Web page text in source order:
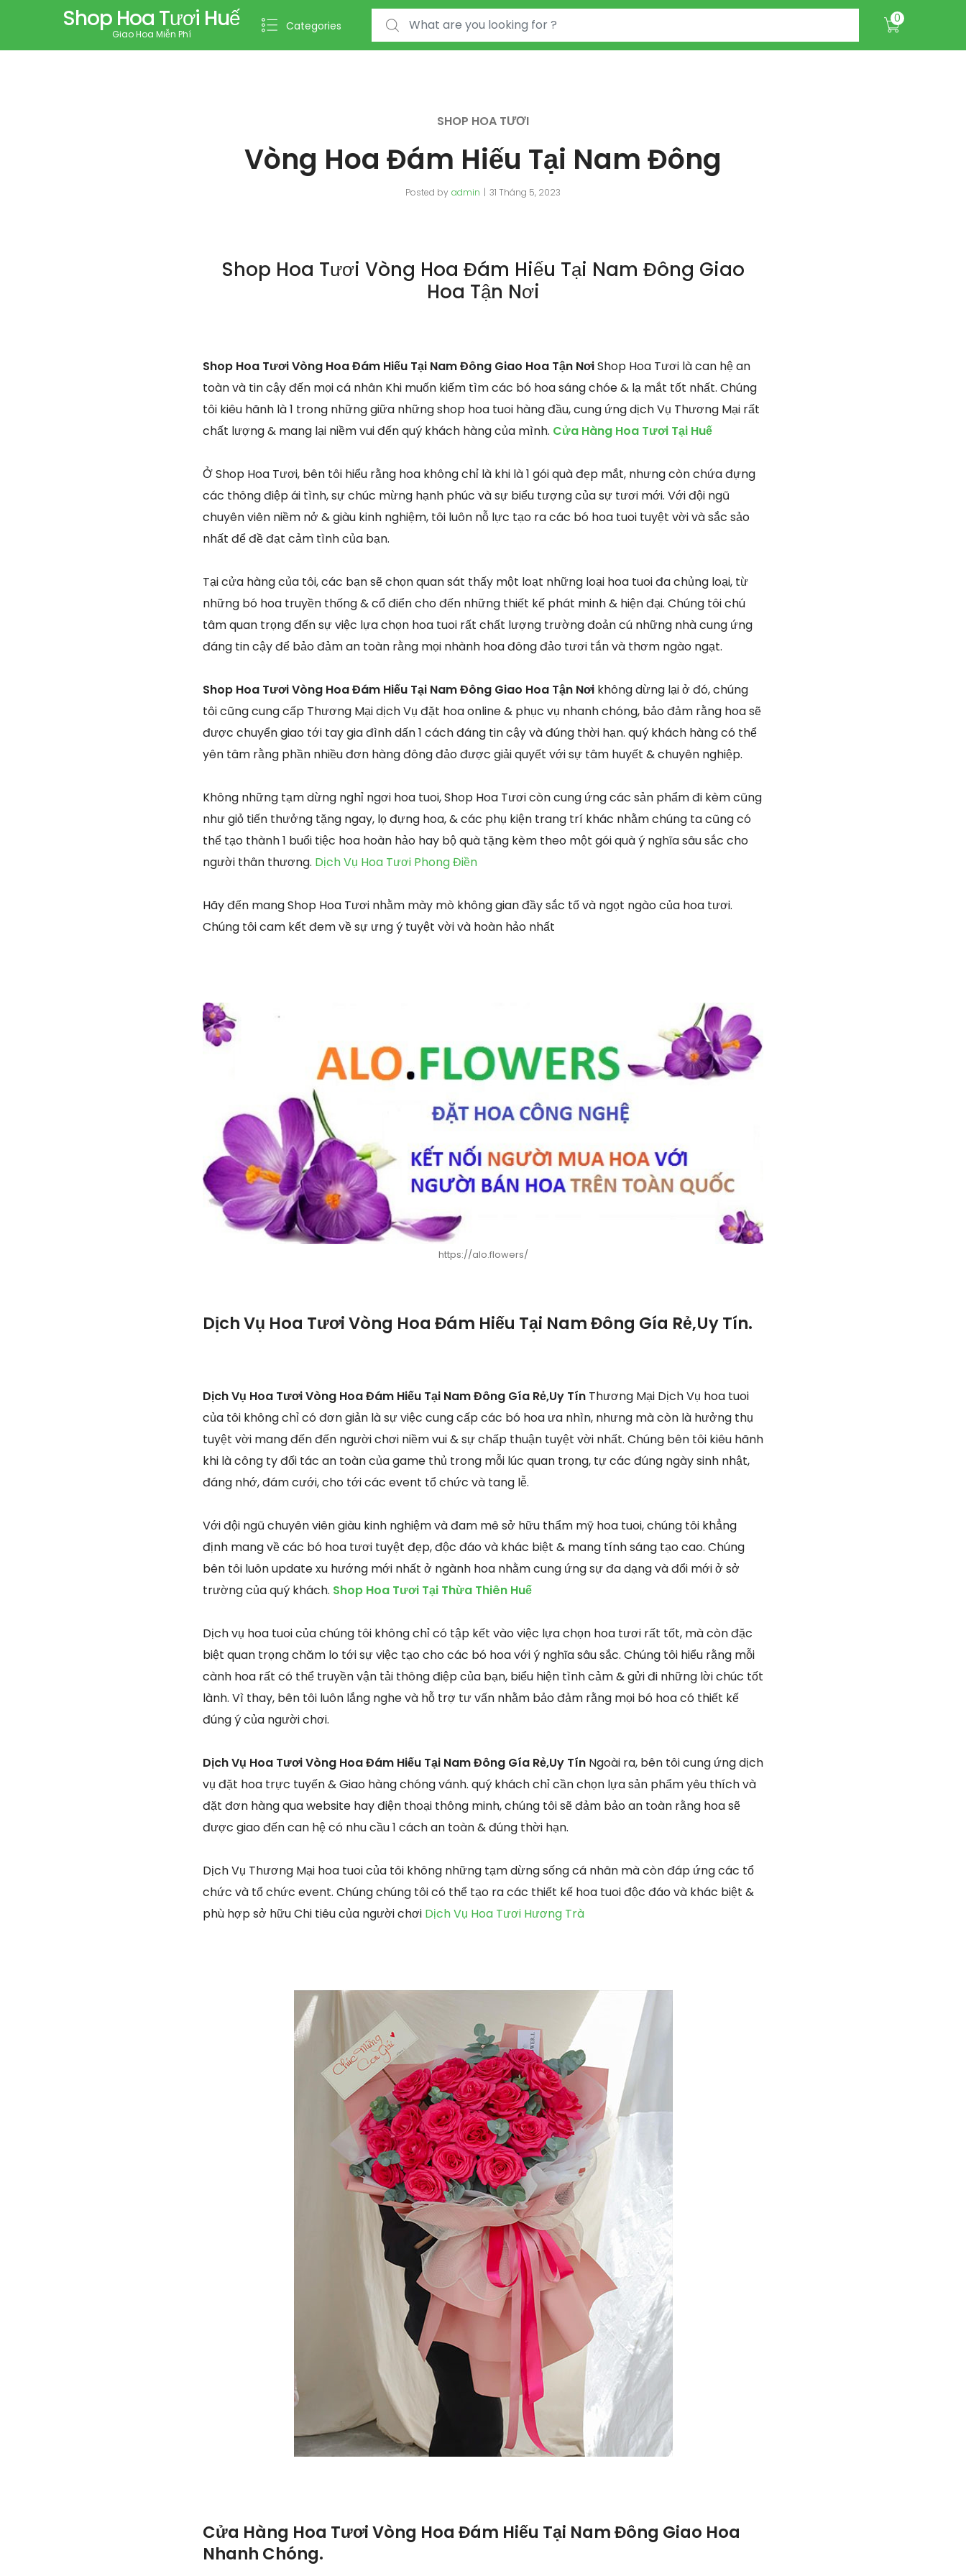
Shop Hoa Tươi Huế
Giao Hoa Miễn Phí
Categories
Search for: 0
SHOP HOA TƯƠI
Vòng Hoa Đám Hiếu Tại Nam Đông
Posted by admin 31 Tháng 5, 2023
Shop Hoa Tươi Vòng Hoa Đám Hiếu Tại Nam Đông Giao
Hoa Tận Nơi
Shop Hoa Tươi Vòng Hoa Đám Hiếu Tại Nam Đông Giao Hoa Tận NơiShop Hoa Tươi là can hệ an
toàn và tin cậy đến mọi cá nhân Khi muốn kiếm tìm các bó hoa sáng chóe & lạ mắt tốt nhất. Chúng
tôi kiêu hãnh là 1 trong những giữa những shop hoa tuoi hàng đầu, cung ứng dịch Vụ Thương Mại rất
chất lượng & mang lại niềm vui đến quý khách hàng của mình. Cửa Hàng Hoa Tươi Tại Huế
Ở Shop Hoa Tươi, bên tôi hiểu rằng hoa không chỉ là khi là 1 gói quà đẹp mắt, nhưng còn chứa đựng
các thông điệp ái tình, sự chúc mừng hạnh phúc và sự biểu tượng của sự tươi mới. Với đội ngũ
chuyên viên niềm nở & giàu kinh nghiệm, tôi luôn nỗ lực tạo ra các bó hoa tuoi tuyệt vời và sắc sảo
nhất để đề đạt cảm tình của bạn.
Tại cửa hàng của tôi, các bạn sẽ chọn quan sát thấy một loạt những loại hoa tuoi đa chủng loại, từ
những bó hoa truyền thống & cổ điển cho đến những thiết kế phát minh & hiện đại. Chúng tôi chú
tâm quan trọng đến sự việc lựa chọn hoa tuoi rất chất lượng trường đoản cú những nhà cung ứng
đáng tin cậy để bảo đảm an toàn rằng mọi nhành hoa đông đảo tươi tắn và thơm ngào ngạt.
Shop Hoa Tươi Vòng Hoa Đám Hiếu Tại Nam Đông Giao Hoa Tận Nơi không dừng lại ở đó, chúng
tôi cũng cung cấp Thương Mại dịch Vụ đặt hoa online & phục vụ nhanh chóng, bảo đảm rằng hoa sẽ
được chuyển giao tới tay gia đình dấn 1 cách đáng tin cậy và đúng thời hạn. quý khách hàng có thể
yên tâm rằng phần nhiều đơn hàng đông đảo được giải quyết với sự tâm huyết & chuyên nghiệp.
Không những tạm dừng nghỉ ngơi hoa tuoi, Shop Hoa Tươi còn cung ứng các sản phẩm đi kèm cũng
như giỏ tiến thưởng tặng ngay, lọ đựng hoa, & các phụ kiện trang trí khác nhằm chúng ta cũng có
thể tạo thành 1 buổi tiệc hoa hoàn hảo hay bộ quà tặng kèm theo một gói quà ý nghĩa sâu sắc cho
người thân thương. Dịch Vụ Hoa Tươi Phong Điền
Hãy đến mang Shop Hoa Tươi nhằm mày mò không gian đầy sắc tố và ngọt ngào của hoa tươi.
Chúng tôi cam kết đem về sự ưng ý tuyệt vời và hoàn hảo nhất
https://alo.flowers/
Dịch Vụ Hoa Tươi Vòng Hoa Đám Hiếu Tại Nam Đông Gía Rẻ,Uy Tín.
Dịch Vụ Hoa Tươi Vòng Hoa Đám Hiếu Tại Nam Đông Gía Rẻ,Uy Tín Thương Mại Dịch Vụ hoa tuoi
của tôi không chỉ có đơn giản là sự việc cung cấp các bó hoa ưa nhìn, nhưng mà còn là hưởng thụ
tuyệt vời mang đến đến người chơi niềm vui & sự chấp thuận tuyệt vời nhất. Chúng bên tôi kiêu hãnh
khi là công ty đối tác an toàn của game thủ trong mỗi lúc quan trọng, tự các đúng ngày sinh nhật,
đáng nhớ, đám cưới, cho tới các event tổ chức và tang lễ.
Với đội ngũ chuyên viên giàu kinh nghiệm và đam mê sở hữu thẩm mỹ hoa tuoi, chúng tôi khẳng
định mang về các bó hoa tươi tuyệt đẹp, độc đáo và khác biệt & mang tính sáng tạo cao. Chúng
bên tôi luôn update xu hướng mới nhất ở ngành hoa nhằm cung ứng sự đa dạng và đổi mới ở sở
trường của quý khách. Shop Hoa Tươi Tại Thừa Thiên Huế
Dịch vụ hoa tuoi của chúng tôi không chỉ có tập kết vào việc lựa chọn hoa tươi rất tốt, mà còn đặc
biệt quan trọng chăm lo tới sự việc tạo cho các bó hoa với ý nghĩa sâu sắc. Chúng tôi hiểu rằng mỗi
cành hoa rất có thể truyền vận tải thông điệp của bạn, biểu hiện tình cảm & gửi đi những lời chúc tốt
lành. Vì thay, bên tôi luôn lắng nghe và hỗ trợ tư vấn nhằm bảo đảm rằng mọi bó hoa có thiết kế
đúng ý của người chơi.
Dịch Vụ Hoa Tươi Vòng Hoa Đám Hiếu Tại Nam Đông Gía Rẻ,Uy Tín Ngoài ra, bên tôi cung ứng dịch
vụ đặt hoa trực tuyến & Giao hàng chóng vánh. quý khách chỉ cần chọn lựa sản phẩm yêu thích và
đặt đơn hàng qua website hay điện thoại thông minh, chúng tôi sẽ đảm bảo an toàn rằng hoa sẽ
được giao đến can hệ có nhu cầu 1 cách an toàn & đúng thời hạn.
Dịch Vụ Thương Mại hoa tuoi của tôi không những tạm dừng sống cá nhân mà còn đáp ứng các tổ
chức và tổ chức event. Chúng chúng tôi có thể tạo ra các thiết kế hoa tuoi độc đáo và khác biệt &
phù hợp sở hữu Chi tiêu của người chơi Dịch Vụ Hoa Tươi Hương Trà
Cửa Hàng Hoa Tươi Vòng Hoa Đám Hiếu Tại Nam Đông Giao Hoa
Nhanh Chóng.